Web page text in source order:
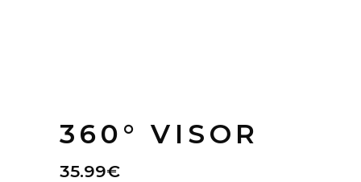
360° VISOR
35.99€